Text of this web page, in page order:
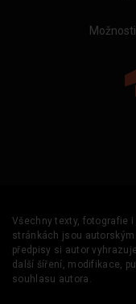
Všechny texty, fotografie
stránkách jsou
předpisy si autor
další šíření, modifikace,
souhlasu autora.